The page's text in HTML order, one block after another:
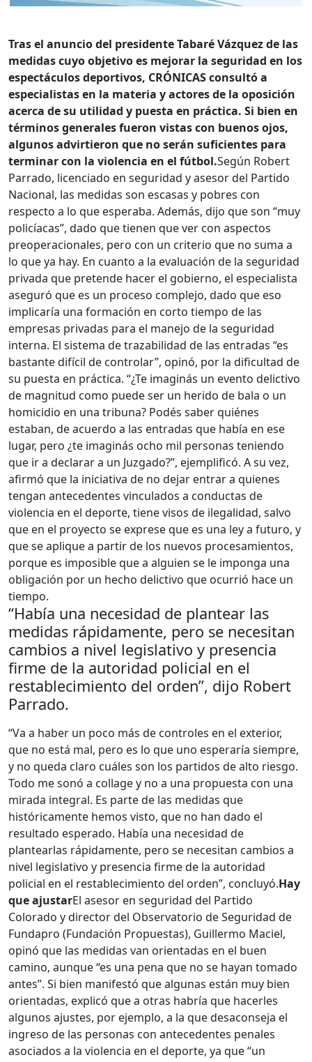
Tras el anuncio del presidente Tabaré Vázquez de las
medidas cuyo objetivo es mejorar la seguridad en los
espectáculos deportivos, CRÓNICAS consultó a
especialistas en la materia y actores de la oposición
acerca de su utilidad y puesta en práctica. Si bien en
términos generales fueron vistas con buenos ojos,
algunos advirtieron que no serán suficientes para
terminar con la violencia en el fútbol.Según Robert
Parrado, licenciado en seguridad y asesor del Partido
Nacional, las medidas son escasas y pobres con
respecto a lo que esperaba. Además, dijo que son “muy
policíacas”, dado que tienen que ver con aspectos
preoperacionales, pero con un criterio que no suma a
lo que ya hay. En cuanto a la evaluación de la seguridad
privada que pretende hacer el gobierno, el especialista
aseguró que es un proceso complejo, dado que eso
implicaría una formación en corto tiempo de las
empresas privadas para el manejo de la seguridad
interna. El sistema de trazabilidad de las entradas “es
bastante difícil de controlar”, opinó, por la dificultad de
su puesta en práctica. “¿Te imaginás un evento delictivo
de magnitud como puede ser un herido de bala o un
homicidio en una tribuna? Podés saber quiénes
estaban, de acuerdo a las entradas que había en ese
lugar, pero ¿te imaginás ocho mil personas teniendo
que ir a declarar a un Juzgado?”, ejemplificó. A su vez,
afirmó que la iniciativa de no dejar entrar a quienes
tengan antecedentes vinculados a conductas de
violencia en el deporte, tiene visos de ilegalidad, salvo
que en el proyecto se exprese que es una ley a futuro, y
que se aplique a partir de los nuevos procesamientos,
porque es imposible que a alguien se le imponga una
obligación por un hecho delictivo que ocurrió hace un
tiempo.
“Había una necesidad de plantear las
medidas rápidamente, pero se necesitan
cambios a nivel legislativo y presencia
firme de la autoridad policial en el
restablecimiento del orden”, dijo Robert
Parrado.
“Va a haber un poco más de controles en el exterior,
que no está mal, pero es lo que uno esperaría siempre,
y no queda claro cuáles son los partidos de alto riesgo.
Todo me sonó a collage y no a una propuesta con una
mirada integral. Es parte de las medidas que
históricamente hemos visto, que no han dado el
resultado esperado. Había una necesidad de
plantearlas rápidamente, pero se necesitan cambios a
nivel legislativo y presencia firme de la autoridad
policial en el restablecimiento del orden”, concluyó.Hay
que ajustarEl asesor en seguridad del Partido
Colorado y director del Observatorio de Seguridad de
Fundapro (Fundación Propuestas), Guillermo Maciel,
opinó que las medidas van orientadas en el buen
camino, aunque “es una pena que no se hayan tomado
antes”. Si bien manifestó que algunas están muy bien
orientadas, explicó que a otras habría que hacerles
algunos ajustes, por ejemplo, a la que desaconseja el
ingreso de las personas con antecedentes penales
asociados a la violencia en el deporte, ya que “un